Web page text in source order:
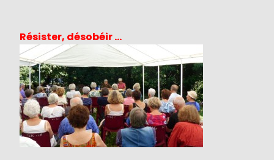
Résister, désobéir …